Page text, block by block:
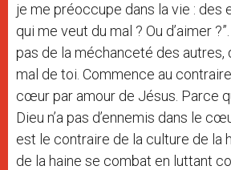
je me préoccupe dans la vie : des
qui me veut du mal ? Ou d’aimer
pas de la méchanceté des autres,
mal de toi. Commence au
cœur par amour de Jésus. Parce
Dieu n’a pas d’ennemis dans le
est le contraire de la culture de la
de la haine se combat en luttant